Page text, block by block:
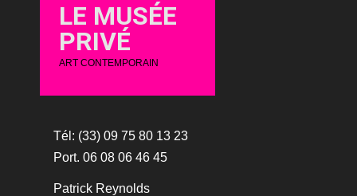
LE MUSÉE
PRIVÉ
ART CONTEMPORAIN
Tél: (33) 09 75 80 13 23
Port. 06 08 06 46 45
Patrick Reynolds